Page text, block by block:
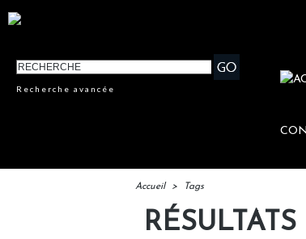
Recherche avancée
Accueil > Tags